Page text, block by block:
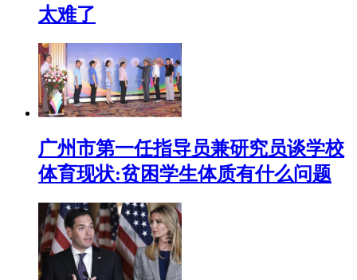
太难了
广州市第一任指导员兼研究员谈学校
体育现状:贫困学生体质有什么问题